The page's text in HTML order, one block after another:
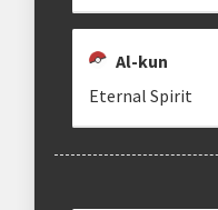
Al-kun
Eternal Spirit